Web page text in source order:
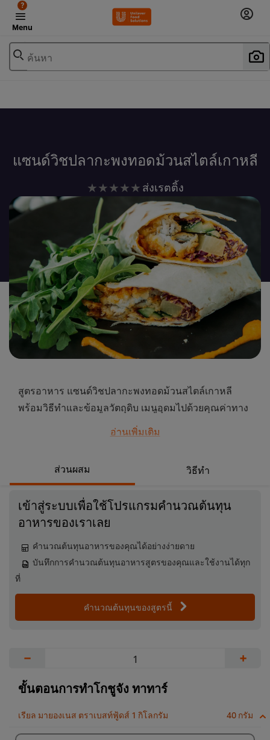
Menu
?
ค้นหา
แซนด์วิชปลากะพงทอดม้วนสไตล์เกาหลี
ไม่มี
การ
ให้
คะแนน
สำหรับ
recipe
นี้
ส่งเรตติ้ง
สูตรอาหาร แซนด์วิชปลากะพงทอดม้วนสไตล์เกาหลี
พร้อมวิธีทำและข้อมูลวัตถุดิบ เมนูอุดมไปด้วยคุณค่าทาง
อาหาร รับประทานง่ายในช่วงเร่งรีบ คลิกดูสูตรอาหารเลย
อ่านเพิ่มเติม
ส่วนผสม วิธีทำ
เข้าสู่ระบบเพื่อใช้โปรแกรมคำนวณต้นทุน
อาหารของเราเลย
คำนวณต้นทุนอาหารของคุณได้อย่างง่ายดาย
บันทึกการคำนวณต้นทุนอาหารสูตรของคุณและใช้งานได้ทุก
ที่
คำนวณต้นทุนของสูตรนี้
− +
ขั้นตอนการทำโกชูจัง ทาทาร์
เรียล มายองเนส ตราเบสท์ฟู้ดส์ 1 กิโลกรัม 40 กรัม